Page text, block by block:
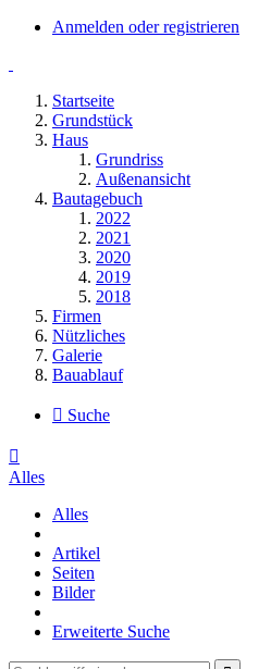
Anmelden oder registrieren
Startseite
Grundstück
Haus
Grundriss
Außenansicht
Bautagebuch
2022
2021
2020
2019
2018
Firmen
Nützliches
Galerie
Bauablauf
Suche
Alles
Alles
Artikel
Seiten
Bilder
Erweiterte Suche